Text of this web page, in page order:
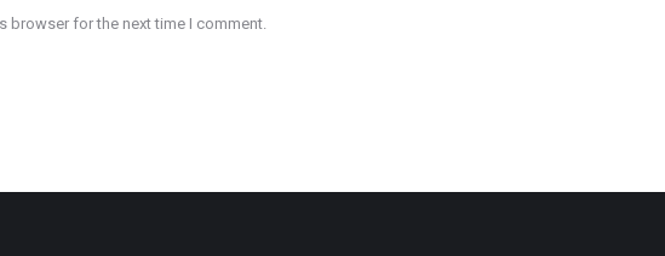
browser for the next time I comment.